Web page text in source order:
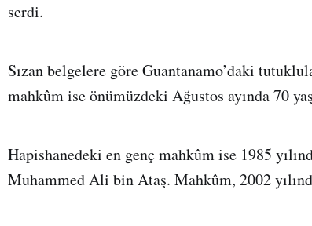
serdi.
Sızan belgelere göre Guantanamo’daki
mahkûm ise önümüzdeki Ağustos ayında 70
Hapishanedeki en genç mahkûm ise 1985
Muhammed Ali bin Ataş. Mahkûm, 2002